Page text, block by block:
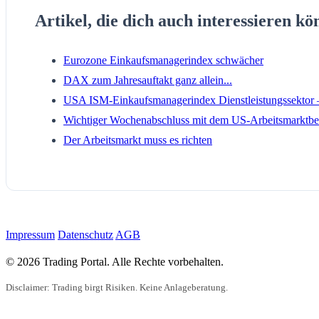
Artikel, die dich auch interessieren
Eurozone Einkaufsmanagerindex schwächer
DAX zum Jahresauftakt ganz allein...
USA ISM-Einkaufsmanagerindex
Wichtiger Wochenabschluss mit dem US-
Der Arbeitsmarkt muss es richten
Impressum Datenschutz AGB
© 2026 Trading Portal. Alle Rechte vorbehalten.
Disclaimer: Trading birgt Risiken. Keine Anlageberatung.